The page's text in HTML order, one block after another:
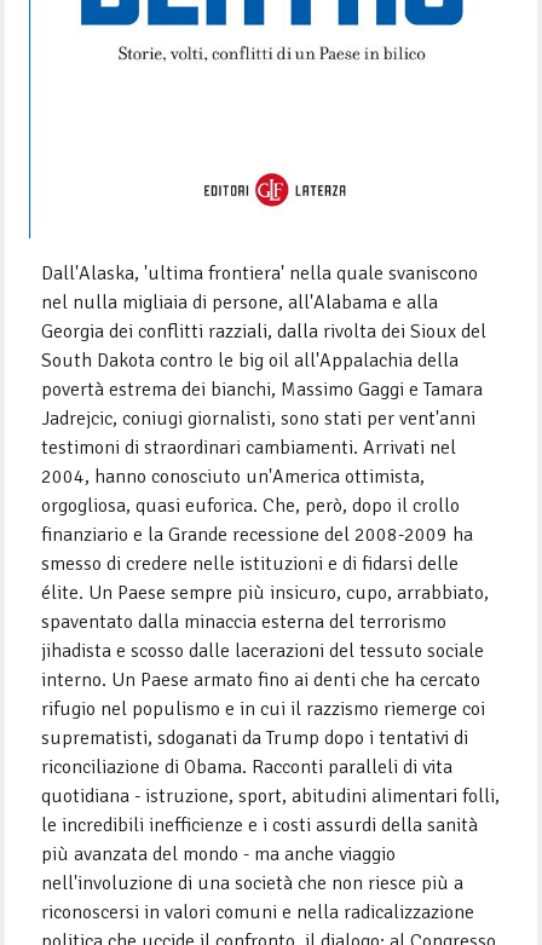
Dall'Alaska, 'ultima frontiera' nella quale svaniscono
nel nulla migliaia di persone, all'Alabama e alla
Georgia dei conflitti razziali, dalla rivolta dei Sioux del
South Dakota contro le big oil all'Appalachia della
povertà estrema dei bianchi, Massimo Gaggi e Tamara
Jadrejcic, coniugi giornalisti, sono stati per vent'anni
testimoni di straordinari cambiamenti. Arrivati nel
2004, hanno conosciuto un'America ottimista,
orgogliosa, quasi euforica. Che, però, dopo il crollo
finanziario e la Grande recessione del 2008-2009 ha
smesso di credere nelle istituzioni e di fidarsi delle
élite. Un Paese sempre più insicuro, cupo, arrabbiato,
spaventato dalla minaccia esterna del terrorismo
jihadista e scosso dalle lacerazioni del tessuto sociale
interno. Un Paese armato fino ai denti che ha cercato
rifugio nel populismo e in cui il razzismo riemerge coi
suprematisti, sdoganati da Trump dopo i tentativi di
riconciliazione di Obama. Racconti paralleli di vita
quotidiana - istruzione, sport, abitudini alimentari folli,
le incredibili inefficienze e i costi assurdi della sanità
più avanzata del mondo - ma anche viaggio
nell'involuzione di una società che non riesce più a
riconoscersi in valori comuni e nella radicalizzazione